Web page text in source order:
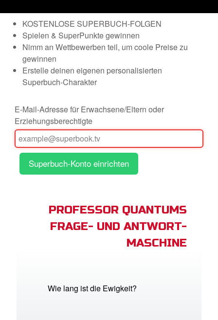
Bibel App
ändern
KOSTENLOSE SUPERBUCH-FOLGEN
Spielen & SuperPunkte gewinnen
Nimm an Wettbewerben teil, um coole Preise zu
gewinnen
Erstelle deinen eigenen personalisierten
Superbuch-Charakter
E-Mail-Adresse für Erwachsene/Eltern oder
Erziehungsberechtigte
PROFESSOR QUANTUMS
FRAGE- UND ANTWORT-
MASCHINE
Wie lang ist die Ewigkeit?